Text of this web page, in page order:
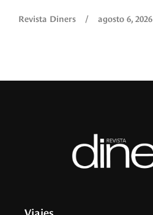
Revista Diners / agosto 6, 2026
Viajes